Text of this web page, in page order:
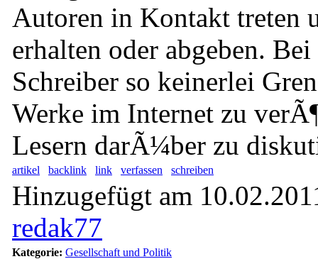
Autoren in Kontakt treten
erhalten oder abgeben.
Schreiber so keinerlei
Werke im Internet zu
Lesern darÃ¼ber zu
artikel backlink link verfassen schreiben
Hinzugefügt am
redak77
Kategorie: Gesellschaft und Politik